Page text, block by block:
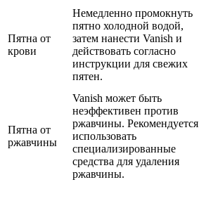
Пятна от
крови
Немедленно промокнуть
пятно холодной водой,
затем нанести Vanish и
действовать согласно
инструкции для свежих
пятен.
Пятна от
ржавчины
Vanish может быть
неэффективен против
ржавчины. Рекомендуется
использовать
специализированные
средства для удаления
ржавчины.